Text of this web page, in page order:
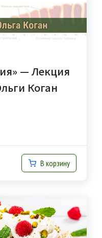
— Лекция
Коган
В корзину